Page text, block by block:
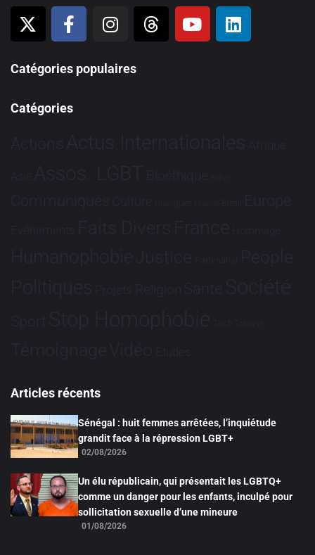
Catégories populaires
Catégories
Actions Actus Internationales Afrique
Asie Assos. LGBT Bioéthique Brève
Communiqués Culture Dialogues France-Brésil Europe
Evénements Faits Divers France Hommage
HumanophobieJustice Partenariat People
Politiques Projets Religion Santé Société
Sport Stop Homophobie Tech Tribune
TémoignageVidéo Études
Articles récents
Sénégal : huit femmes arrêtées, l’inquiétude
grandit face à la répression LGBT+
02/08/2026
Un élu républicain, qui présentait les LGBTQ+
comme un danger pour les enfants, inculpé pour
sollicitation sexuelle d’une mineure
01/08/2026